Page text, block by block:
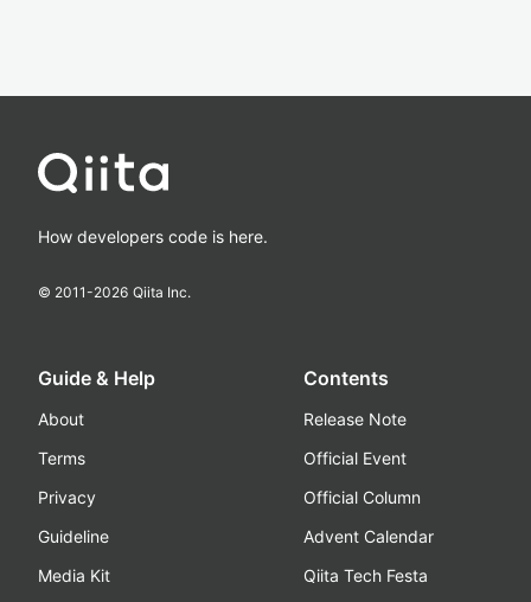
How developers code is here.
© 2011-2026 Qiita Inc.
Guide & Help
About
Terms
Privacy
Guideline
Media Kit
Contents
Release Note
Official Event
Official Column
Advent Calendar
Qiita Tech Festa